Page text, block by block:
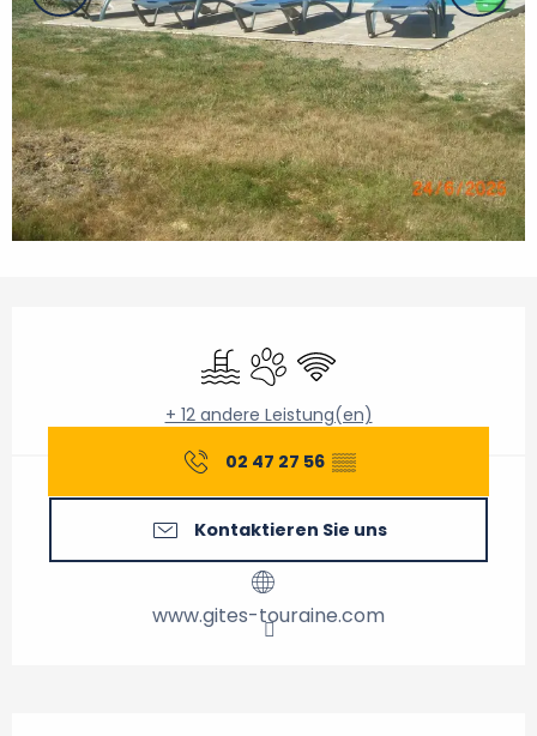
Schwimmbad
Tiere erlaubt
Wi-Fi
+ 12 andere Leistung(en)
02 47 27 56 ▒▒
Kontaktieren Sie uns
www.gites-touraine.com